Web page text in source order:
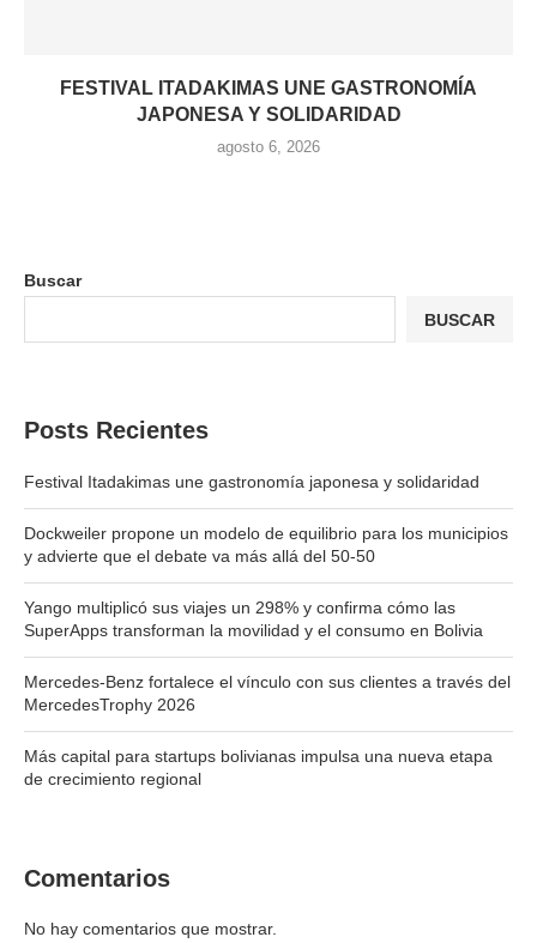
FESTIVAL ITADAKIMAS UNE GASTRONOMÍA
JAPONESA Y SOLIDARIDAD
agosto 6, 2026
Buscar
BUSCAR
Posts Recientes
Festival Itadakimas une gastronomía japonesa y solidaridad
Dockweiler propone un modelo de equilibrio para los municipios
y advierte que el debate va más allá del 50-50
Yango multiplicó sus viajes un 298% y confirma cómo las
SuperApps transforman la movilidad y el consumo en Bolivia
Mercedes-Benz fortalece el vínculo con sus clientes a través del
MercedesTrophy 2026
Más capital para startups bolivianas impulsa una nueva etapa
de crecimiento regional
Comentarios
No hay comentarios que mostrar.